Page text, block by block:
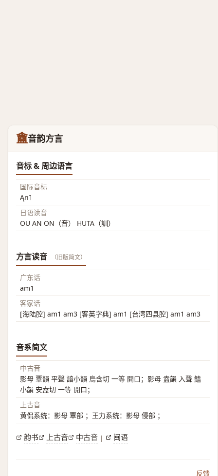
盦音韵方言
音标 & 周边语言
国际音标
Ąn˥
日语读音
OU AN ON（音） HUTA（訓）
方言读音 （旧版简文）
广东话
am1
客家话
[海陆腔] am1 am3 [客英字典] am1 [台湾四县腔] am1 am3
音系简文
中古音
影母 覃韻 平聲 諳小韻 烏含切 一等 開口；影母 盍韻 入聲 鰪
小韻 安盍切 一等 開口；
上古音
黄侃系统：影母 覃部 ；王力系统：影母 侵部 ；
韵书 上古音 中古音 | 闽语
反馈